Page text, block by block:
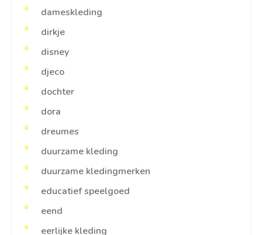
dameskleding
dirkje
disney
djeco
dochter
dora
dreumes
duurzame kleding
duurzame kledingmerken
educatief speelgoed
eend
eerlijke kleding